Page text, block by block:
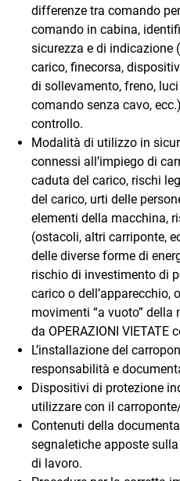
differenze tra comando
comando in cabina,
sicurezza e di
carico, finecorsa,
di sollevamento, freno,
comando senza cavo,
controllo.
Modalità di utilizzo in
connessi all’impiego di
caduta del carico, rischi
del carico, urti delle
elementi della macchina,
(ostacoli, altri carriponte,
delle diverse forme di
rischio di investimento di
carico o dell’apparecchio,
movimenti “a vuoto”
da OPERAZIONI VIETATE
L’installazione del
responsabilità e
Dispositivi di protezione
utilizzare con il
Contenuti della
segnaletiche apposte
di lavoro.